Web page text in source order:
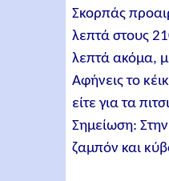
Σκορπάς
λεπτά στους
λεπτά ακόμα,
Αφήνεις το
είτε για τα
Σημείωση:
ζαμπόν και